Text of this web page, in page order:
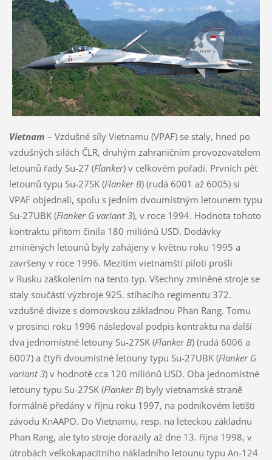
Vietnam – Vzdušné síly Vietnamu (VPAF) se staly, hned po
vzdušných silách ČLR, druhým zahraničním provozovatelem
letounů řady Su-27 (Flanker) v celkovém pořadí. Prvních pět
letounů typu Su-27SK (Flanker B) (rudá 6001 až 6005) si
VPAF objednali, spolu s jedním dvoumístným letounem typu
Su-27UBK (Flanker G variant 3), v roce 1994. Hodnota tohoto
kontraktu přitom činila 180 miliónů USD. Dodávky
zmíněných letounů byly zahájeny v květnu roku 1995 a
završeny v roce 1996. Mezitím vietnamští piloti prošli
v Rusku zaškolením na tento typ. Všechny zmíněné stroje se
staly součástí výzbroje 925. stíhacího regimentu 372.
vzdušné divize s domovskou základnou Phan Rang. Tomu
v prosinci roku 1996 následoval podpis kontraktu na další
dva jednomístné letouny Su-27SK (Flanker B) (rudá 6006 a
6007) a čtyři dvoumístné letouny typu Su-27UBK (Flanker G
variant 3) v hodnotě cca 120 miliónů USD. Oba jednomístné
letouny typu Su-27SK (Flanker B) byly vietnamské straně
formálně předány v říjnu roku 1997, na podnikovém letišti
závodu KnAAPO. Do Vietnamu, resp. na leteckou základnu
Phan Rang, ale tyto stroje dorazily až dne 13. října 1998, v
útrobách velkokapacitního nákladního letounu typu An-124